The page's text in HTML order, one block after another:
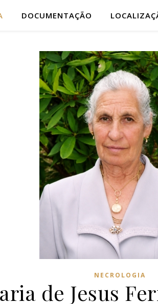
DOCUMENTAÇÃO
NECROLOGIA
de Jesus